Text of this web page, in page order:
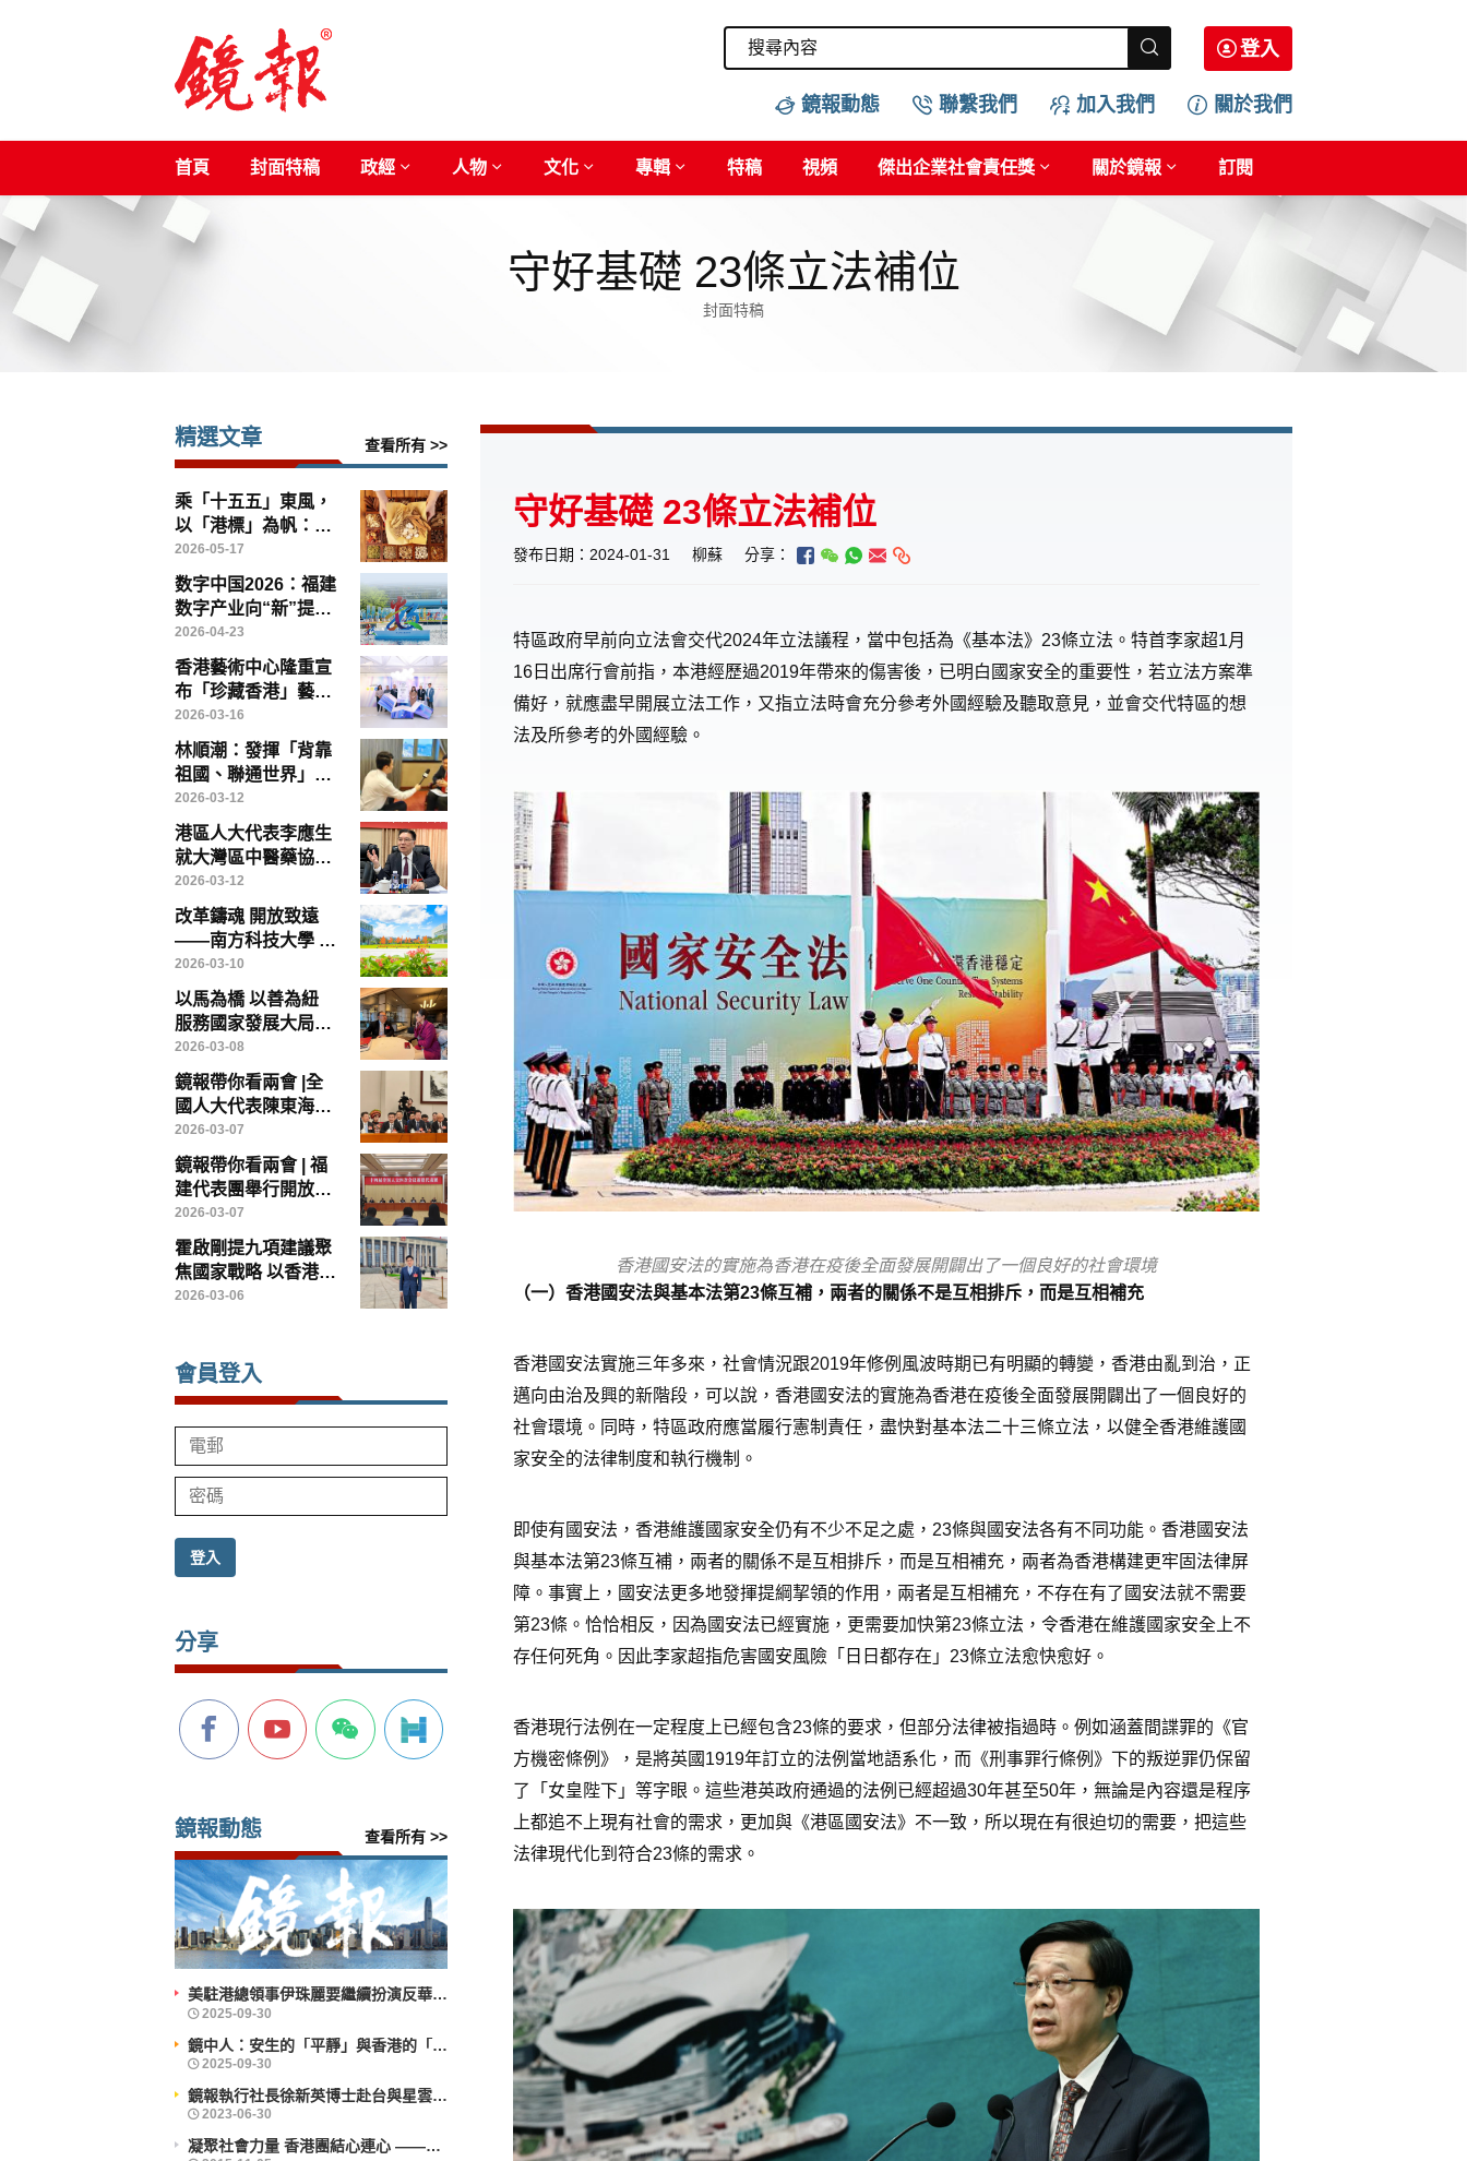
登入
鏡報動態 聯繫我們 加入我們 關於我們
首頁 封面特稿 政經 人物 文化 專輯 特稿 視頻 傑出企業社會責任獎 關於鏡報 訂閱
守好基礎 23條立法補位
封面特稿
精選文章 查看所有 >>
乘「十五五」東風，
以「港標」為帆：香
港如何引領中醫藥高
質量出海
2026-05-17
数字中国2026：福建
数字产业向“新”提
“质”——写在第九届
数字中国建设峰会召
开前夕
2026-04-23
香港藝術中心隆重宣
布「珍藏香港」藝術
博覽將於「藝術三
月」盛大登場
2026-03-16
林順潮：發揮「背靠
祖國、聯通世界」優
勢，香港醫療創新、
教育與醫療旅遊大有
可為
2026-03-12
港區人大代表李應生
就大灣區中醫藥協同
發展提出具體建議 倡
成立專責政策委員會
破解制度瓶頸
2026-03-12
改革鑄魂 開放致遠
——南方科技大學 中
國高等教育改革的範
本
2026-03-10
以馬為橋 以善為紐
服務國家發展大局
——香港鏡報專訪全
國政協常委、香港賽
馬會主席廖長江
2026-03-08
鏡報帶你看兩會 |全
國人大代表陳東海：
以台創園為載體，打
造兩岸農業融合發展
示範樣板
2026-03-07
鏡報帶你看兩會 | 福
建代表團舉行開放團
組會議
2026-03-07
霍啟剛提九項建議聚
焦國家戰略 以香港優
勢服務民航發展助力
2026-03-06
會員登入
登入
分享
鏡報動態 查看所有 >>
美駐港總領事伊珠麗要繼續扮演反華鷹派角色？
鏡中人：安生的「平靜」與香港的「前行」
鏡報執行社長徐新英博士赴台與星雲大師會晤
凝聚社會力量 香港團結心連心 ——企業社會責任活力香港成就動力研討會舉辦
守好基礎 23條立法補位
發布日期：2024-01-31 柳蘇 分享：
特區政府早前向立法會交代2024年立法議程，當中包括為《基本法》23條立法。特首李家超1月
16日出席行會前指，本港經歷過2019年帶來的傷害後，已明白國家安全的重要性，若立法方案準
備好，就應盡早開展立法工作，又指立法時會充分參考外國經驗及聽取意見，並會交代特區的想
法及所參考的外國經驗。
香港國安法的實施為香港在疫後全面發展開闢出了一個良好的社會環境
（一）香港國安法與基本法第23條互補，兩者的關係不是互相排斥，而是互相補充
香港國安法實施三年多來，社會情況跟2019年修例風波時期已有明顯的轉變，香港由亂到治，正
邁向由治及興的新階段，可以說，香港國安法的實施為香港在疫後全面發展開闢出了一個良好的
社會環境。同時，特區政府應當履行憲制責任，盡快對基本法二十三條立法，以健全香港維護國
家安全的法律制度和執行機制。
即使有國安法，香港維護國家安全仍有不少不足之處，23條與國安法各有不同功能。香港國安法
與基本法第23條互補，兩者的關係不是互相排斥，而是互相補充，兩者為香港構建更牢固法律屏
障。事實上，國安法更多地發揮提綱挈領的作用，兩者是互相補充，不存在有了國安法就不需要
第23條。恰恰相反，因為國安法已經實施，更需要加快第23條立法，令香港在維護國家安全上不
存任何死角。因此李家超指危害國安風險「日日都存在」23條立法愈快愈好。
香港現行法例在一定程度上已經包含23條的要求，但部分法律被指過時。例如涵蓋間諜罪的《官
方機密條例》，是將英國1919年訂立的法例當地語系化，而《刑事罪行條例》下的叛逆罪仍保留
了「女皇陛下」等字眼。這些港英政府通過的法例已經超過30年甚至50年，無論是內容還是程序
上都追不上現有社會的需求，更加與《港區國安法》不一致，所以現在有很迫切的需要，把這些
法律現代化到符合23條的需求。